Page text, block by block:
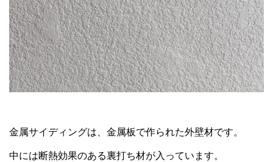
金属サイディングは、金属板で作られた外壁材です。
中には断熱効果のある裏打ち材が入っています。